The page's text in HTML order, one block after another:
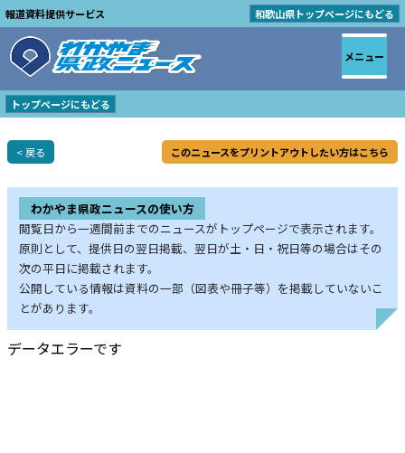
報道資料提供サービス 和歌山県トップページにもどる
トップページにもどる
< 戻る このニュースをプリントアウトしたい方はこちら
わかやま県政ニュースの使い方
閲覧日から一週間前までのニュースがトップページで表示されます。
原則として、提供日の翌日掲載、翌日が土・日・祝日等の場合はその
次の平日に掲載されます。
公開している情報は資料の一部（図表や冊子等）を掲載していないこ
とがあります。
データエラーです
メニュー